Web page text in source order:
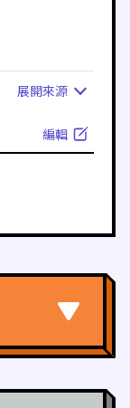
展開來源
編輯